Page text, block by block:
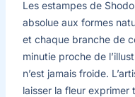
Les estampes de
absolue aux formes
et chaque branche de
minutie proche de
n’est jamais froide.
laisser la fleur exprimer